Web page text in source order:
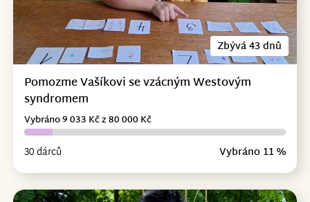
Zbývá 43 dnů
Pomozme Vašíkovi se vzácným Westovým
syndromem
30 dárců Vybráno 11 %
Vybráno 9 033 Kč z 80 000 Kč